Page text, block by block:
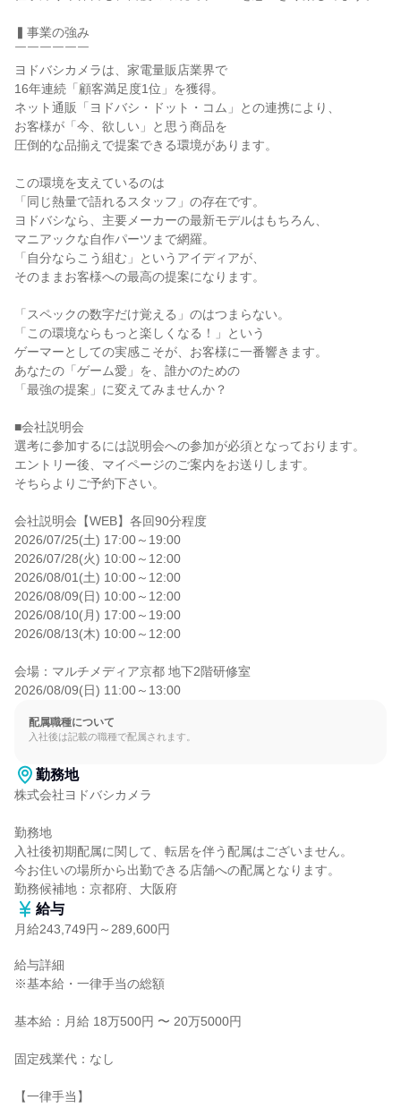
▍事業の強み
￣￣￣￣￣￣
ヨドバシカメラは、家電量販店業界で
16年連続「顧客満足度1位」を獲得。
ネット通販「ヨドバシ・ドット・コム」との連携により、
お客様が「今、欲しい」と思う商品を
圧倒的な品揃えで提案できる環境があります。
この環境を支えているのは
「同じ熱量で語れるスタッフ」の存在です。
ヨドバシなら、主要メーカーの最新モデルはもちろん、
マニアックな自作パーツまで網羅。
「自分ならこう組む」というアイディアが、
そのままお客様への最高の提案になります。
「スペックの数字だけ覚える」のはつまらない。
「この環境ならもっと楽しくなる！」という
ゲーマーとしての実感こそが、お客様に一番響きます。
あなたの「ゲーム愛」を、誰かのための
「最強の提案」に変えてみませんか？
■会社説明会
選考に参加するには説明会への参加が必須となっております。
エントリー後、マイページのご案内をお送りします。
そちらよりご予約下さい。
会社説明会【WEB】各回90分程度
2026/07/25(土) 17:00～19:00
2026/07/28(火) 10:00～12:00
2026/08/01(土) 10:00～12:00
2026/08/09(日) 10:00～12:00
2026/08/10(月) 17:00～19:00
2026/08/13(木) 10:00～12:00
会場：マルチメディア京都 地下2階研修室
2026/08/09(日) 11:00～13:00
配属職種について
入社後は記載の職種で配属されます。
勤務地
株式会社ヨドバシカメラ
勤務地
入社後初期配属に関して、転居を伴う配属はございません。
今お住いの場所から出勤できる店舗への配属となります。
勤務候補地：京都府、大阪府
給与
月給243,749円～289,600円
給与詳細
※基本給・一律手当の総額
基本給：月給 18万500円 〜 20万5000円
固定残業代：なし
【一律手当】